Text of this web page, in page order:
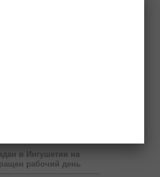
в Ингушетии на
рабочий день